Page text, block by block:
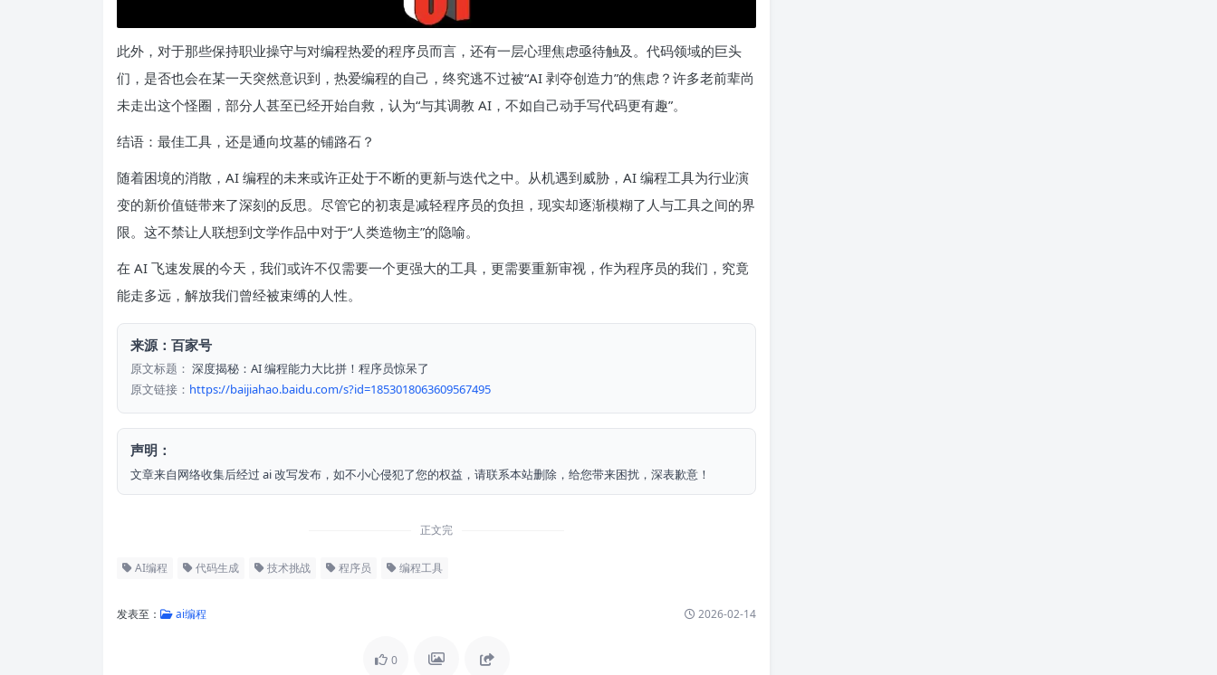
此外，对于那些保持职业操守与对编程热爱的程序员而言，还有一层心理焦虑亟待触及。代码领域的巨头
们，是否也会在某一天突然意识到，热爱编程的自己，终究逃不过被“AI 剥夺创造力”的焦虑？许多老前辈尚
未走出这个怪圈，部分人甚至已经开始自救，认为“与其调教 AI，不如自己动手写代码更有趣”。
结语：最佳工具，还是通向坟墓的铺路石？
随着困境的消散，AI 编程的未来或许正处于不断的更新与迭代之中。从机遇到威胁，AI 编程工具为行业演
变的新价值链带来了深刻的反思。尽管它的初衷是减轻程序员的负担，现实却逐渐模糊了人与工具之间的界
限。这不禁让人联想到文学作品中对于“人类造物主”的隐喻。
在 AI 飞速发展的今天，我们或许不仅需要一个更强大的工具，更需要重新审视，作为程序员的我们，究竟
能走多远，解放我们曾经被束缚的人性。
来源：百家号
原文标题： 深度揭秘：AI 编程能力大比拼！程序员惊呆了
原文链接： https://baijiahao.baidu.com/s?id=1853018063609567495
声明：
文章来自网络收集后经过 ai 改写发布，如不小心侵犯了您的权益，请联系本站删除，给您带来困扰，深表歉意！
正文完
AI编程 代码生成 技术挑战 程序员 编程工具
发表至： ai编程 2026-02-14
0